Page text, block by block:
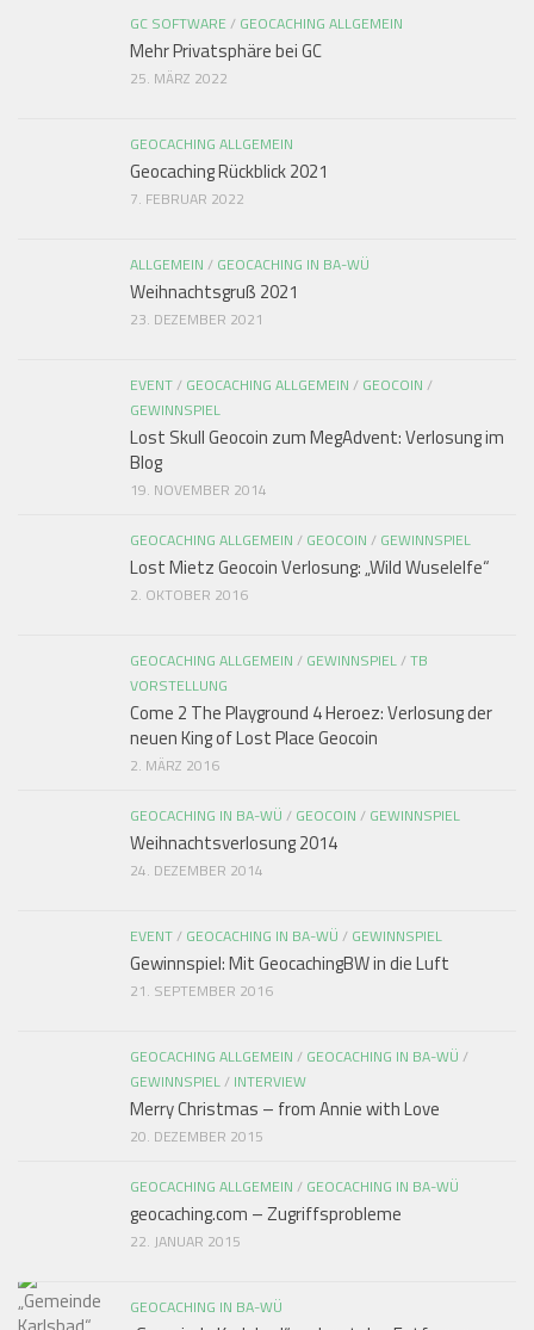
GC SOFTWARE / GEOCACHING ALLGEMEIN
Mehr Privatsphäre bei GC
25. MÄRZ 2022
GEOCACHING ALLGEMEIN
Geocaching Rückblick 2021
7. FEBRUAR 2022
ALLGEMEIN / GEOCACHING IN BA-WÜ
Weihnachtsgruß 2021
23. DEZEMBER 2021
EVENT/ GEOCACHING ALLGEMEIN / GEOCOIN /
GEWINNSPIEL
Lost Skull Geocoin zum MegAdvent: Verlosung im
Blog
19. NOVEMBER 2014
GEOCACHING ALLGEMEIN / GEOCOIN / GEWINNSPIEL
Lost Mietz Geocoin Verlosung: „Wild Wuselelfe“
2. OKTOBER 2016
GEOCACHING ALLGEMEIN / GEWINNSPIEL/TB
VORSTELLUNG
Come 2 The Playground 4 Heroez: Verlosung der
neuen King of Lost Place Geocoin
2. MÄRZ 2016
GEOCACHING IN BA-WÜ / GEOCOIN / GEWINNSPIEL
Weihnachtsverlosung 2014
24. DEZEMBER 2014
EVENT/ GEOCACHING IN BA-WÜ / GEWINNSPIEL
Gewinnspiel: Mit GeocachingBW in die Luft
21. SEPTEMBER 2016
GEOCACHING ALLGEMEIN / GEOCACHING IN BA-WÜ /
GEWINNSPIEL/ INTERVIEW
Merry Christmas – from Annie with Love
20. DEZEMBER 2015
GEOCACHING ALLGEMEIN / GEOCACHING IN BA-WÜ
geocaching.com – Zugriffsprobleme
22. JANUAR 2015
GEOCACHING IN BA-WÜ